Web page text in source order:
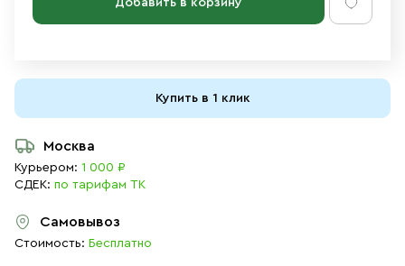
Купить в 1 клик
Москва
Курьером: 1 000 ₽
СДЕК: по тарифам ТК
Самовывоз
Стоимость: Бесплатно